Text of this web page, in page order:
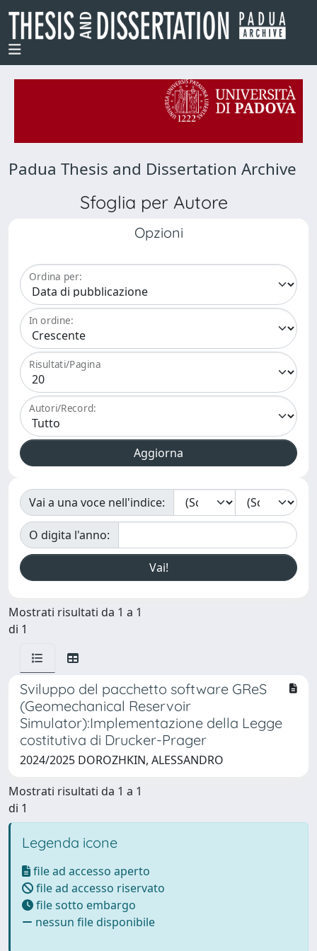
Padua Thesis and Dissertation Archive
Sfoglia per Autore
Opzioni
Ordina per:
In ordine:
Risultati/Pagina
Autori/Record:
Vai a una voce nell'indice:
O digita l'anno:
Mostrati risultati da 1 a 1
di 1
Sviluppo del pacchetto software GReS
(Geomechanical Reservoir
Simulator):Implementazione della Legge
costitutiva di Drucker-Prager
2024/2025 DOROZHKIN, ALESSANDRO
Mostrati risultati da 1 a 1
di 1
Legenda icone
file ad accesso aperto
file ad accesso riservato
file sotto embargo
nessun file disponibile